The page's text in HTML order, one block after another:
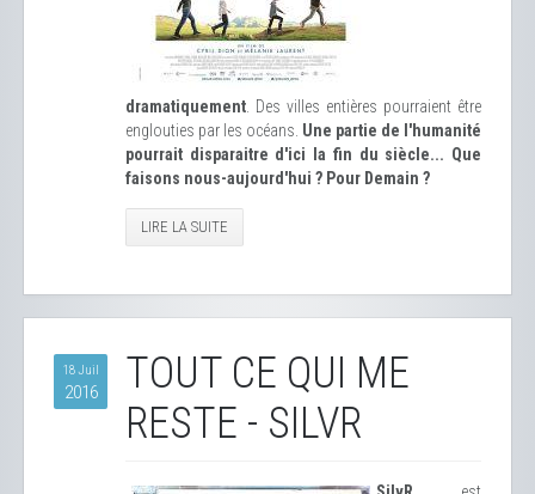
dramatiquement . Des villes entières pourraient être
englouties par les océans. Une partie de l'humanité
pourrait disparaitre d'ici la fin du siècle... Que
faisons nous-aujourd'hui ? Pour Demain ?
LIRE LA SUITE
18 Juil
2016
TOUT CE QUI ME
RESTE - SILVR